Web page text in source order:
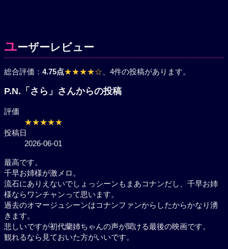
ユーザーレビュー
総合評価： 4.75点★★★★☆ 、4件の投稿があります。
P.N.「さら」さんからの投稿
評価
★★★★★
投稿日
2026-06-01
最高です。
千早お姉様が激メロ。
流石にありえないでしょっシーンもまあコナンだし、千早お姉
様ならワンチャンって思います。
過去のオマージュシーンはコナンファンからしたからかなり湧
きます。
悲しいですが初代蘭姉ちゃんの声が聞ける最後の映画です。
観れるなら見ておいた方がいいです。